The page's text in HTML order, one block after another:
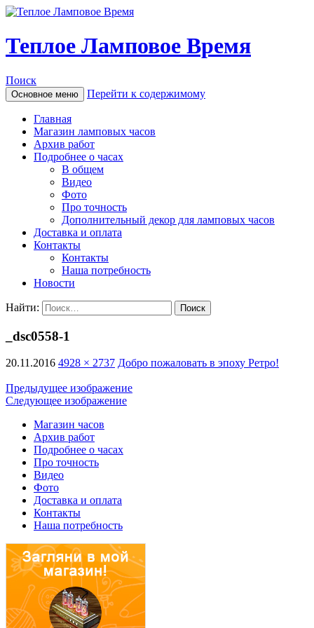
Теплое Ламповое Время
Поиск
Основное меню Перейти к содержимому
Главная
Магазин ламповых часов
Архив работ
Подробнее о часах
В общем
Видео
Фото
Про точность
Дополнительный декор для ламповых часов
Доставка и оплата
Контакты
Контакты
Наша потребность
Новости
Найти:
_dsc0558-1
20.11.2016 4928 × 2737 Добро пожаловать в эпоху Ретро!
Предыдущее изображение
Следующее изображение
Магазин часов
Архив работ
Подробнее о часах
Про точность
Видео
Фото
Доставка и оплата
Контакты
Наша потребность